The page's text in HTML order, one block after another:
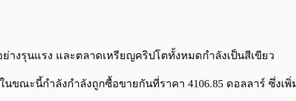
างรุนแรง และตลาดเหรียญคริปโตทั้งหมดกำลังเป็นสีเขียว
นขณะนี้กำลังกำลังถูกซื้อขายกันที่ราคา 4106.85 ดอลลาร์ ซึ่งเ